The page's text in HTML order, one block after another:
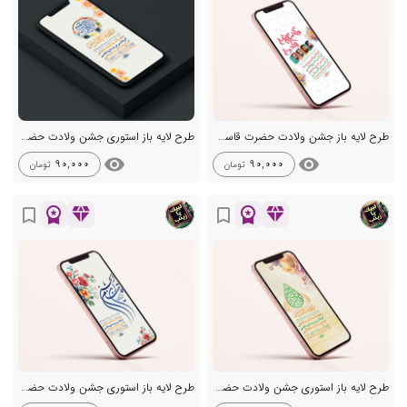
طرح لایه باز جشن ولادت حضرت قاسم ع
visibility
90,000 تومان
طرح لایه باز استوری جشن ولادت حضرت قاسم ع
visibility
90,000 تومان
diamond
workspace_premium
bookmark_border
طرح لایه باز استوری جشن ولادت حضرت قاسم ع
diamond
workspace_premium
bookmark_border
طرح لایه باز استوری جشن ولادت حضرت قاسم ع